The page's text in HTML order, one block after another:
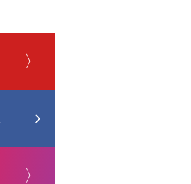
〉
〉